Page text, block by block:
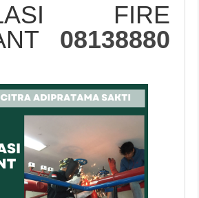
FIRE
08138880